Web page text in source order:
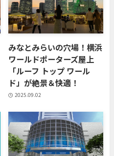
みなとみらいの穴場！横浜
ワールドポーターズ屋上
「ルーフ トップ ワール
ド」が絶景＆快適！
2025.09.02